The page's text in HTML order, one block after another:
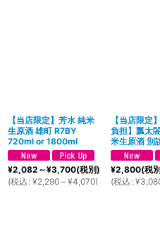
【当店限定】芳水 純米
生原酒 雄町 R7BY
720ml or 1800ml
¥2,082～¥3,700(税別)
(税込 : ¥2,290～¥4,070)
【当店限定
負担】瓢太
米生原酒 別
¥2,800(税
(税込 : ¥